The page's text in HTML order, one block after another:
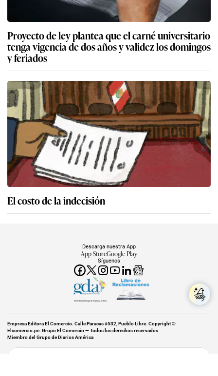
Proyecto de ley plantea que el carné universitario
tenga vigencia de dos años y validez los domingos
y feriados
El costo de la indecisión
Síguenos
Descarga nuestra App
App StoreGoogle Play
Miembro del Grupo de Diarios América
Empresa Editora El Comercio. Calle Paracas #532, Pueblo Libre. Copyright ©
Elcomercio.pe. Grupo El Comercio — Todos los derechos reservados
Miembro del Grupo de Diarios América